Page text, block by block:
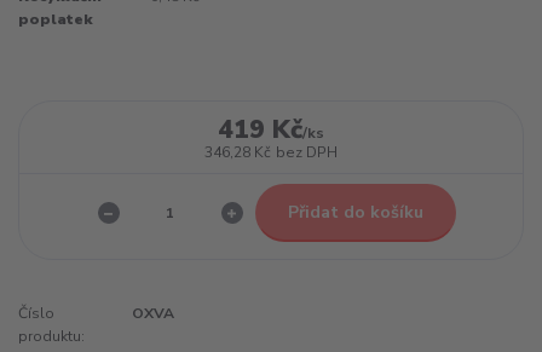
poplatek
419 Kč/ks
346,28 Kč bez DPH
Přidat do košíku
Číslo
produktu:
OXVA